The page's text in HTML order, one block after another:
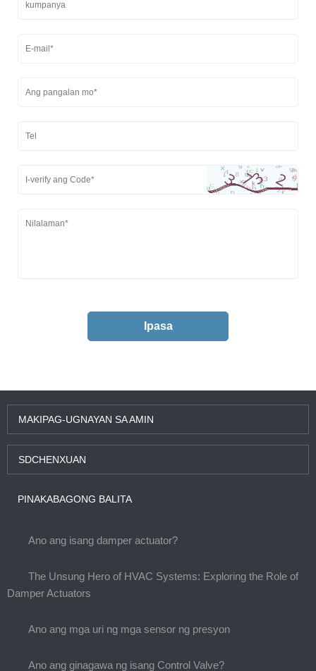
MAKIPAG-UGNAYAN SA AMIN
SDCHENXUAN
PINAKABAGONG BALITA
Ano ang isang damper actuator?
The Unsung Hero of HVAC Systems: Exploring the Role of
Damper Actuators
Ano ang mga uri ng mga sensor ng presyon
Ano ang ginagawa ng isang Control Valve?